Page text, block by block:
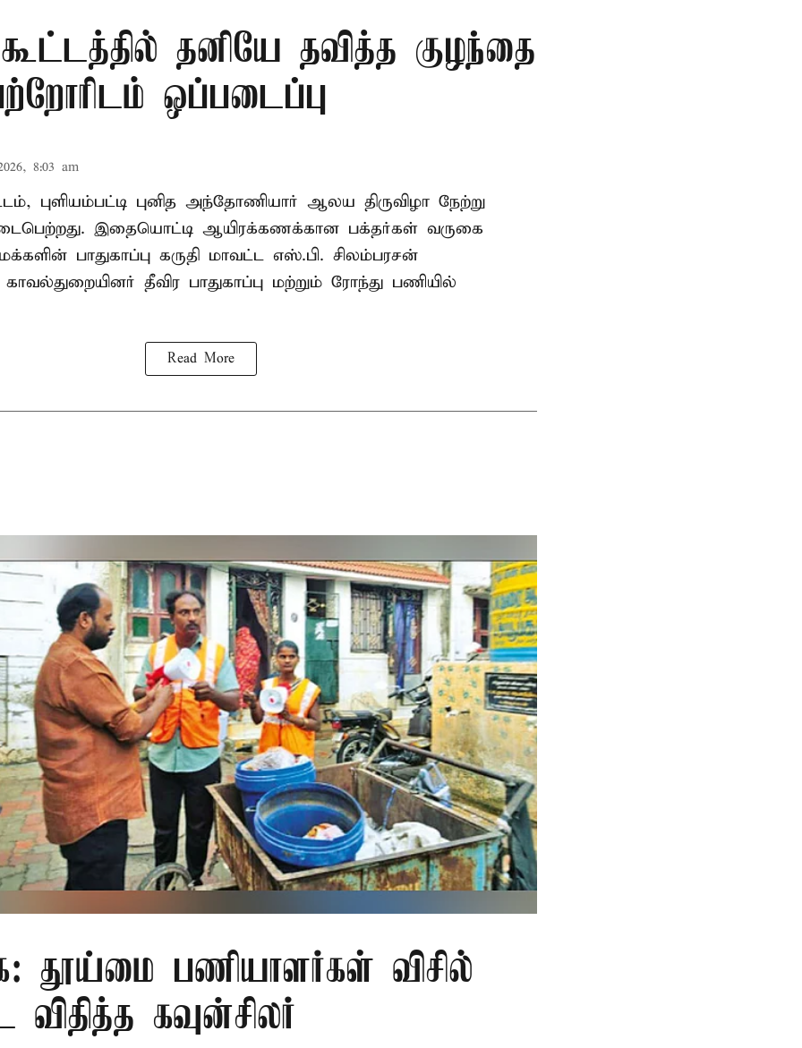
கூட்டத்தில் தனியே தவித்த குழந்தை
ஒப்படைப்பு
8:03 am
புளியம்பட்டி புனித அந்தோணியார் ஆலய திருவிழா நேற்று
இதையொட்டி ஆயிரக்கணக்கான பக்தர்கள் வருகை
பாதுகாப்பு கருதி மாவட்ட எஸ்.பி. சிலம்பரசன்
தீவிர பாதுகாப்பு மற்றும் ரோந்து பணியில்
Read More
தூய்மை பணியாளர்கள் விசில்
கவுன்சிலர்